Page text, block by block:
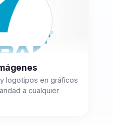
logotipos en gráficos
a cualquier